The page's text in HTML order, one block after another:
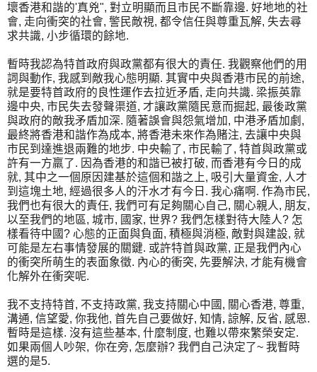
壞香港和諧的'真兇", 對立明顯而且市民不斷靠邊. 好地地的社
會, 走向衝突的社會, 警民敵視, 都令信任與尊重瓦解, 失去尋
求共識, 小步循環的餘地.
暫時我認為特首政府與政黨都有很大的責任. 我觀察他們的用
詞與動作, 我感到敵我心態明顯. 其實中央與香港市民的前途,
就是要特首政府的良性運作去拉近矛盾, 走向共識. 梁振英靠
邊中央, 市民失去發聲渠道, 才讓政黨隨民意而掘起, 最後政黨
與政府的敵我矛盾加深. 隨著誤會與怨氣增加, 中港矛盾加劇,
最終將香港和諧作為成本, 將香港未來作為賭注, 去讓中央與
市民到達進退兩難的地步. 中央輸了, 市民輸了, 特首與政黨或
許有一方羸了. 因為香港的和諧已被打破, 而香港有今日的成
就, 其中之一個原因建基於這個和諧之上, 吸引大量資金, 人才
到這塊土地, 經過很多人的汗水才有今日. 我心痛啊. 作為市民,
我們也有很大的責任, 我們可有足夠關心自己, 關心親人, 朋友,
以至我們的地區, 城市, 國家, 世界? 我們怎樣對待大陸人? 怎
樣看待中國? 心態的正面與負面, 積極與消極, 敵對與建設, 就
可能是左右事情發展的關鍵. 或許特首與政黨, 正是我們內心
的衝突所萌生的表面象徵. 內心的衝突, 先要解決, 才能有機會
化解外在衝突呢.
我不支持特首, 不支持政黨, 我支持關心中國, 關心香港, 尊重,
溝通, 信望愛, 你我他, 首先自己要做好, 知情, 諒解, 反省, 感恩.
暫時是這樣. 沒有這些基本, 什麼制度, 也難以帶來繁榮安定.
如果兩個人吵架, 你在旁, 怎麼辦? 我們自己決定了~ 我暫時
選的是5.